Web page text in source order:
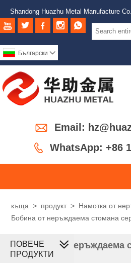
Shandong Huazhu Metal Manufacture
    
Български 
 Email:
 WhatsApp: +86
къща > продукт > Намотка от
Бобина от неръждаема стомана
Бобина от неръждаема
300
ПОВЕЧЕ
ПРОДУКТИ